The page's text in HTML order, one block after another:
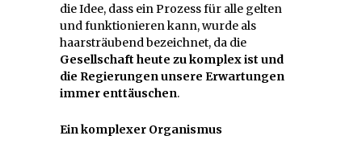
die Idee, dass ein Prozess für alle gelten
und funktionieren kann, wurde als
haarsträubend bezeichnet, da die
Gesellschaft heute zu komplex ist und
die Regierungen unsere Erwartungen
immer enttäuschen.
Ein komplexer Organismus